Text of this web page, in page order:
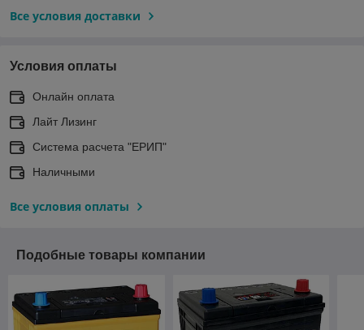
Все условия доставки
Условия оплаты
Онлайн оплата
Лайт Лизинг
Система расчета "ЕРИП"
Наличными
Все условия оплаты
Подобные товары компании